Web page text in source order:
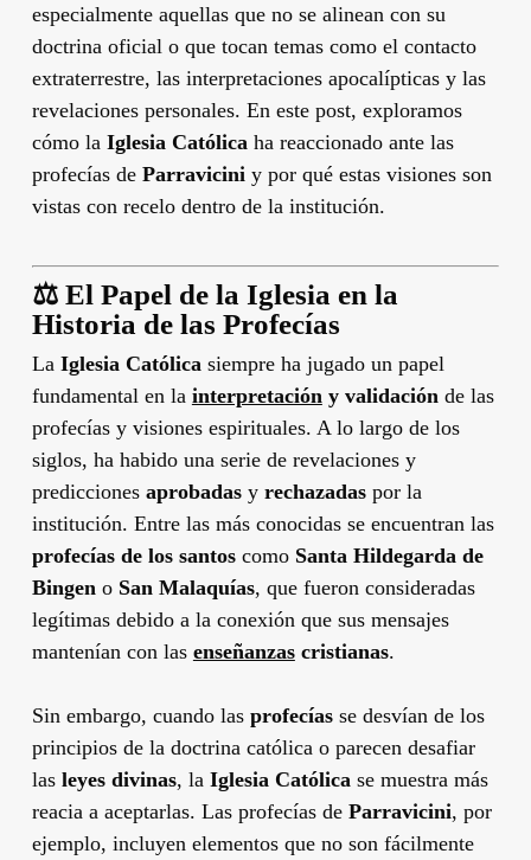
especialmente aquellas que no se alinean con su
doctrina oficial o que tocan temas como el contacto
extraterrestre, las interpretaciones apocalípticas y las
revelaciones personales. En este post, exploramos
cómo la Iglesia Católica ha reaccionado ante las
profecías de Parravicini y por qué estas visiones son
vistas con recelo dentro de la institución.
⚖️ El Papel de la Iglesia en la
Historia de las Profecías
La Iglesia Católica siempre ha jugado un papel
fundamental en la interpretación y validación de las
profecías y visiones espirituales. A lo largo de los
siglos, ha habido una serie de revelaciones y
predicciones aprobadasy rechazadaspor la
institución. Entre las más conocidas se encuentran las
profecías de los santoscomo Santa Hildegarda de
Bingen o San Malaquías, que fueron consideradas
legítimas debido a la conexión que sus mensajes
mantenían con las enseñanzascristianas.
Sin embargo, cuando las profecíasse desvían de los
principios de la doctrina católica o parecen desafiar
las leyes divinas, la Iglesia Católica se muestra más
reacia a aceptarlas. Las profecías de Parravicini, por
ejemplo, incluyen elementos que no son fácilmente